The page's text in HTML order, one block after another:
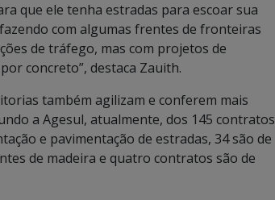
que ele tenha estradas para escoar sua
com algumas frentes de fronteiras
de tráfego, mas com projetos de
concreto”, destaca Zauith.
também agilizam e conferem mais
a Agesul, atualmente, dos 145 contratos
e pavimentação de estradas, 34 são de
de madeira e quatro contratos são de